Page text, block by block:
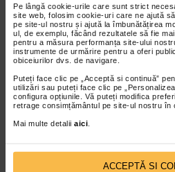
Pe lângă cookie-urile care sunt strict
site web, folosim cookie-uri care ne ajută
pe site-ul nostru și ajută la îmbunătățirea
ul, de exemplu, făcând rezultatele să fie
pentru a măsura performanța site-ului
instrumente de urmărire pentru a oferi
obiceiurilor dvs. de navigare.
Puteți face clic pe „Acceptă si continuă”
utilizări sau puteți face clic pe
configura opțiunile. Vă puteți modifica
retrage consimțământul pe site-ul nostru în
Mai multe detalii aici
ACCEPTĂ SI
gat, raguseala. Ingrediente 1…